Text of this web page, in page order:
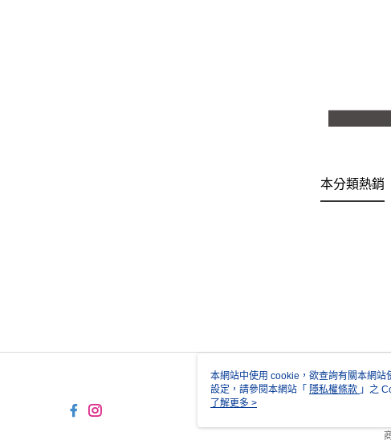
本分類熱銷
本網站中使用 cookie，欲查詢有關本網
設定，請參閱本網站「 隱私權條款 」之
使用 cookie。
了解更多 >